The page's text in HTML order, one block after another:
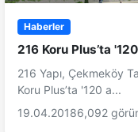
Haberler
216 Koru Plus’ta
216 Yapı, Çekmeköy
Koru Plus’ta '120 a...
19.04.20186,092